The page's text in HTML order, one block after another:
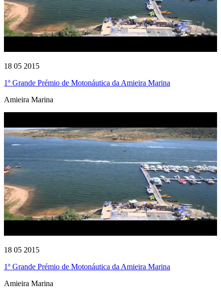
18 05 2015
1º Grande Prémio de Motonáutica da Amieira Marina
Amieira Marina
18 05 2015
1º Grande Prémio de Motonáutica da Amieira Marina
Amieira Marina